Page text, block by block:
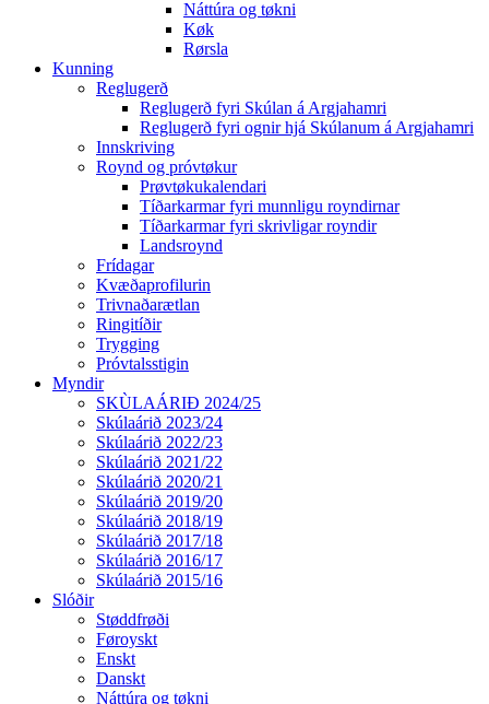
Náttúra og tøkni
Køk
Rørsla
Kunning
Reglugerð
Reglugerð fyri Skúlan á Argjahamri
Reglugerð fyri ognir hjá Skúlanum á Argjahamri
Innskriving
Roynd og próvtøkur
Prøvtøkukalendari
Tíðarkarmar fyri munnligu royndirnar
Tíðarkarmar fyri skrivligar royndir
Landsroynd
Frídagar
Kvæðaprofilurin
Trivnaðarætlan
Ringitíðir
Trygging
Próvtalsstigin
Myndir
SKÙLAÁRIÐ 2024/25
Skúlaárið 2023/24
Skúlaárið 2022/23
Skúlaárið 2021/22
Skúlaárið 2020/21
Skúlaárið 2019/20
Skúlaárið 2018/19
Skúlaárið 2017/18
Skúlaárið 2016/17
Skúlaárið 2015/16
Slóðir
Støddfrøði
Føroyskt
Enskt
Danskt
Náttúra og tøkni